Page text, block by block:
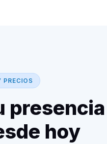
PRECIOS
presencia
hoy